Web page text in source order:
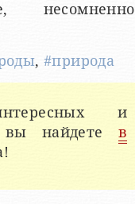
,#природа
и
вы найдете в